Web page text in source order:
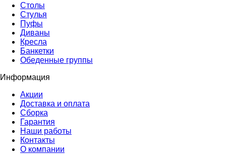
Столы
Стулья
Пуфы
Диваны
Кресла
Банкетки
Обеденные группы
Информация
Акции
Доставка и оплата
Сборка
Гарантия
Наши работы
Контакты
О компании